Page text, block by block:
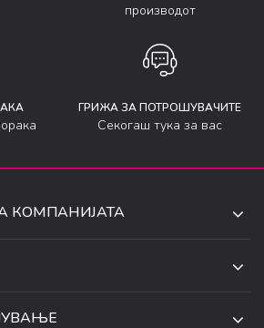
производот
ГРИЖА ЗА ПОТРОШУВАЧИТЕ
Секогаш тука за вас
КОМПАНИЈАТА